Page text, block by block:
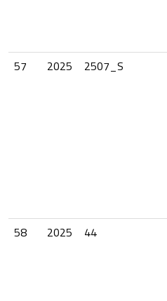
57
2025 2507_S
58
2025 44